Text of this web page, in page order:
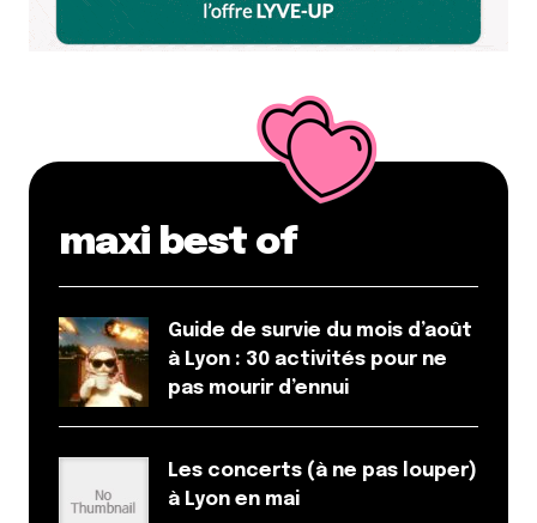
maxi best of
Guide de survie du mois d’août
à Lyon : 30 activités pour ne
pas mourir d’ennui
Les concerts (à ne pas louper)
à Lyon en mai